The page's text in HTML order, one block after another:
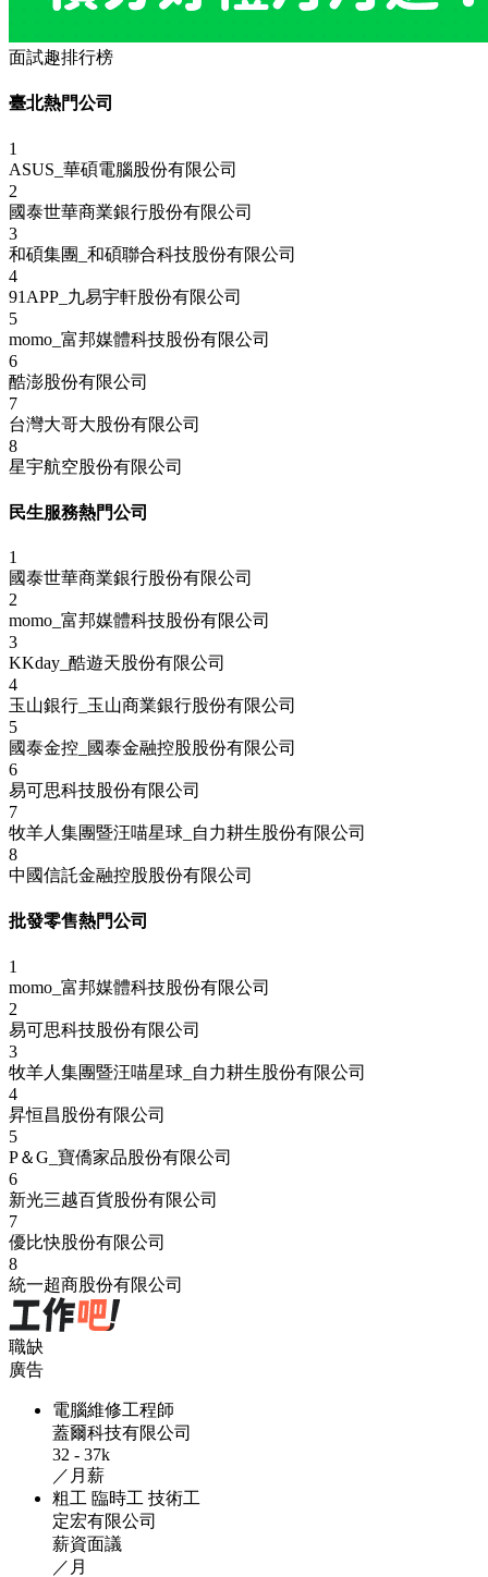
面試趣排行榜
臺北熱門公司
1
ASUS_華碩電腦股份有限公司
2
國泰世華商業銀行股份有限公司
3
和碩集團_和碩聯合科技股份有限公司
4
91APP_九易宇軒股份有限公司
5
momo_富邦媒體科技股份有限公司
6
酷澎股份有限公司
7
台灣大哥大股份有限公司
8
星宇航空股份有限公司
民生服務熱門公司
1
國泰世華商業銀行股份有限公司
2
momo_富邦媒體科技股份有限公司
3
KKday_酷遊天股份有限公司
4
玉山銀行_玉山商業銀行股份有限公司
5
國泰金控_國泰金融控股股份有限公司
6
易可思科技股份有限公司
7
牧羊人集團暨汪喵星球_自力耕生股份有限公司
8
中國信託金融控股股份有限公司
批發零售熱門公司
1
momo_富邦媒體科技股份有限公司
2
易可思科技股份有限公司
3
牧羊人集團暨汪喵星球_自力耕生股份有限公司
4
昇恒昌股份有限公司
5
P＆G_寶僑家品股份有限公司
6
新光三越百貨股份有限公司
7
優比快股份有限公司
8
統一超商股份有限公司
職缺
廣告
電腦維修工程師
蓋爾科技有限公司
32 - 37k
／月薪
粗工 臨時工 技術工
定宏有限公司
薪資面議
／月